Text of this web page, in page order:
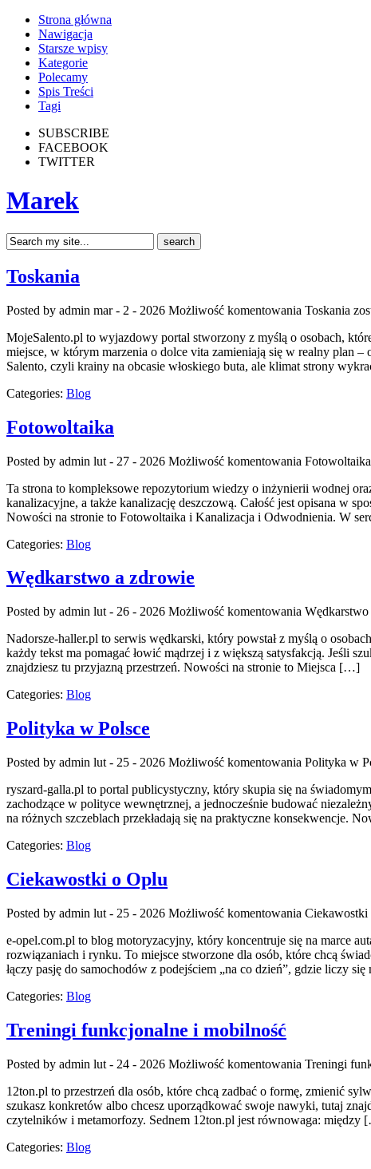
Strona główna
Nawigacja
Starsze wpisy
Kategorie
Polecamy
Spis Treści
Tagi
SUBSCRIBE
FACEBOOK
TWITTER
Marek
Toskania
Posted by admin mar - 2 - 2026 Możliwość komentowania Toskania
MojeSalento.pl to wyjazdowy portal stworzony z myślą o osobach,
miejsce, w którym marzenia o dolce vita zamieniają się w realny plan
Salento, czyli krainy na obcasie włoskiego buta, ale klimat strony
Categories: Blog
Fotowoltaika
Posted by admin lut - 27 - 2026 Możliwość komentowania Fotowoltaika
Ta strona to kompleksowe repozytorium wiedzy o inżynierii wodnej
kanalizacyjne, a także kanalizację deszczową. Całość jest opisana w
Nowości na stronie to Fotowoltaika i Kanalizacja i Odwodnienia. W
Categories: Blog
Wędkarstwo a zdrowie
Posted by admin lut - 26 - 2026 Możliwość komentowania
Nadorsze-haller.pl to serwis wędkarski, który powstał z myślą o
każdy tekst ma pomagać łowić mądrzej i z większą satysfakcją. Jeśli
znajdziesz tu przyjazną przestrzeń. Nowości na stronie to Miejsca […]
Categories: Blog
Polityka w Polsce
Posted by admin lut - 25 - 2026 Możliwość komentowania Polityka w
ryszard-galla.pl to portal publicystyczny, który skupia się na
zachodzące w polityce wewnętrznej, a jednocześnie budować
na różnych szczeblach przekładają się na praktyczne konsekwencje.
Categories: Blog
Ciekawostki o Oplu
Posted by admin lut - 25 - 2026 Możliwość komentowania Ciekawostki
e-opel.com.pl to blog motoryzacyjny, który koncentruje się na marce
rozwiązaniach i rynku. To miejsce stworzone dla osób, które chcą
łączy pasję do samochodów z podejściem „na co dzień”, gdzie liczy
Categories: Blog
Treningi funkcjonalne i mobilność
Posted by admin lut - 24 - 2026 Możliwość komentowania Treningi
12ton.pl to przestrzeń dla osób, które chcą zadbać o formę, zmienić
szukasz konkretów albo chcesz uporządkować swoje nawyki, tutaj
czytelników i metamorfozy. Sednem 12ton.pl jest równowaga: między
Categories: Blog